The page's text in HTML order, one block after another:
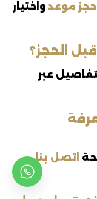
حجز موعد واختيار
الحجز؟
عبر
اتصل بنا